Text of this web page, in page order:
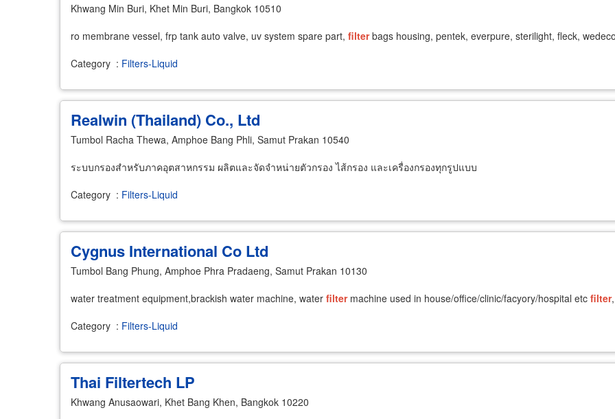
Khwang Min Buri, Khet Min Buri, Bangkok 10510
ro membrane vessel, frp tank auto valve, uv system spare part, filterbags housing, pentek, everpure, sterilight, fleck,
Category : Filters-Liquid
Realwin (Thailand) Co., Ltd
Tumbol Racha Thewa, Amphoe Bang Phli, Samut Prakan 10540
ระบบกรองสำหรับภาคอุตสาหกรรม ผลิตและจัดจำหน่ายตัวกรอง ไส้กรอง และเครื่องกรองทุกรูปแบบ
Category : Filters-Liquid
Cygnus International Co Ltd
Tumbol Bang Phung, Amphoe Phra Pradaeng, Samut Prakan 10130
water treatment equipment,brackish water machine, water filtermachine used in house/office/clinic/facyory/hospital etc filter
Category : Filters-Liquid
Thai Filtertech LP
Khwang Anusaowari, Khet Bang Khen, Bangkok 10220